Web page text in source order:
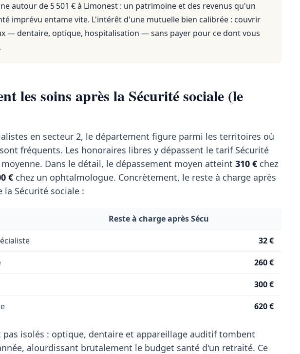
autour de 5 501 €à Limonest : un patrimoine et des revenus qu'un
imprévu entame vite. L'intérêt d'une mutuelle bien calibrée : couvrir
— dentaire, optique, hospitalisation — sans payer pour ce dont vous
les soins après la Sécurité sociale (le
en secteur 2, le département figure parmi les territoires où
fréquents. Les honoraires libres y dépassent le tarif Sécurité
moyenne. Dans le détail, le dépassement moyen atteint 310 € chez
€ chez un ophtalmologue. Concrètement, le reste à charge après
Sécurité sociale :
Reste à charge après Sécu
32 €
260 €
300 €
620 €
pas isolés : optique, dentaire et appareillage auditif tombent
alourdissant brutalement le budget santé d'un retraité. Ce